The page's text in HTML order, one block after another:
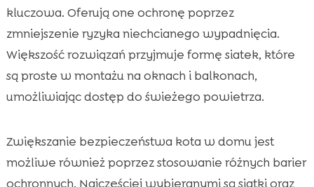
kluczowa. Oferują one ochronę poprzez
zmniejszenie ryzyka niechcianego wypadnięcia.
Większość rozwiązań przyjmuje formę siatek, które
są proste w montażu na oknach i balkonach,
umożliwiając dostęp do świeżego powietrza.
Zwiększanie bezpieczeństwa kota w domu jest
możliwe również poprzez stosowanie różnych barier
ochronnych. Najczęściej wybieranymi są siatki oraz